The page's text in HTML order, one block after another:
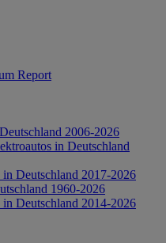
Report
2006-2026
in Deutschland
Deutschland 2017-2026
1960-2026
Deutschland 2014-2026